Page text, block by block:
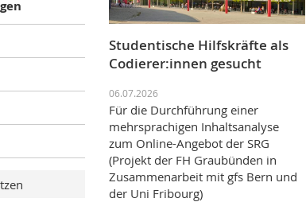
Studentische Hilfskräfte als
Codierer:innen gesucht
06.07.2026
Für die Durchführung einer
mehrsprachigen Inhaltsanalyse
zum Online-Angebot der SRG
(Projekt der FH Graubünden in
Zusammenarbeit mit gfs Bern und
der Uni Fribourg)